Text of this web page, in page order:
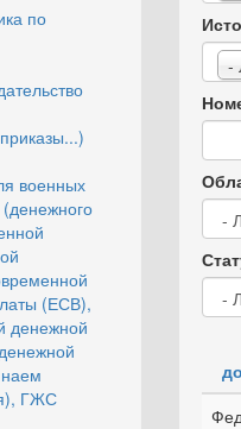
по
военных
(ЕСВ),
денежной
ГЖС
-